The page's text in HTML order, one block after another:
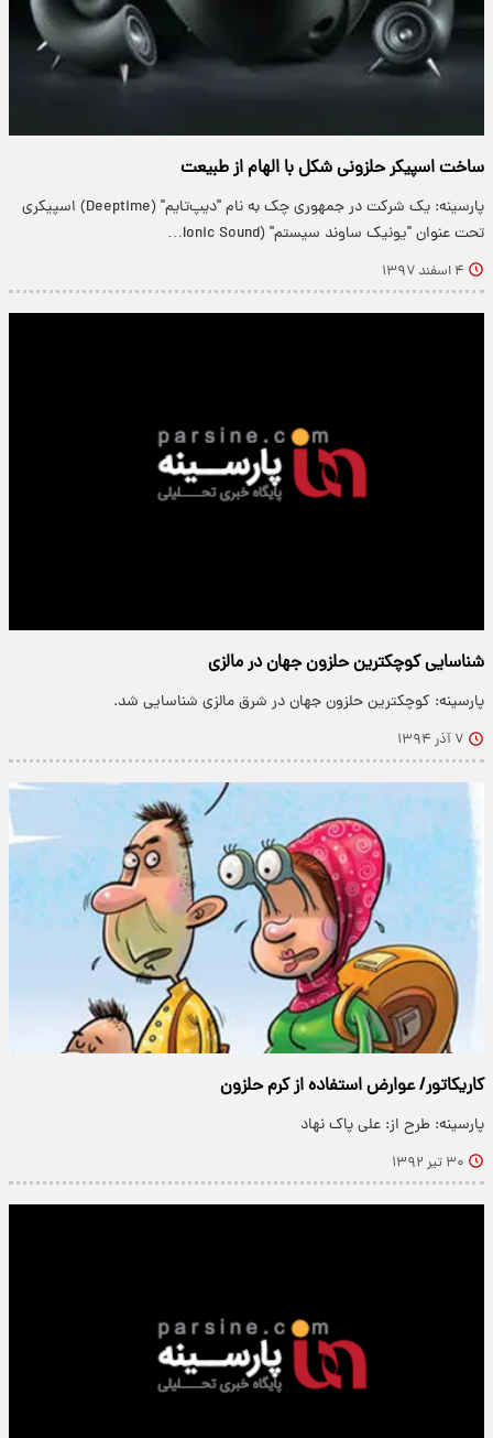
ساخت اسپیکر حلزونی شکل با الهام از طبیعت
پارسینه: یک شرکت در جمهوری چک به نام "دیپ‌تایم" (Deeptime) اسپیکری
تحت عنوان "یونیک ساوند سیستم" (Ionic Sound…
۴ اسفند ۱۳۹۷
شناسایی کوچکترین حلزون جهان در مالزی
پارسینه: کوچکترین حلزون جهان در شرق مالزی شناسایی شد.
۷ آذر ۱۳۹۴
کاریکاتور/ عوارض استفاده از کرم حلزون
پارسینه: طرح از: علی پاک نهاد
۳۰ تیر ۱۳۹۲